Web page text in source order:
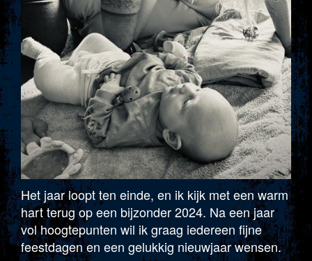
Het jaar loopt ten einde, en ik kijk met een warm
hart terug op een bijzonder 2024. Na een jaar
vol hoogtepunten wil ik graag iedereen fijne
feestdagen en een gelukkig nieuwjaar wensen.